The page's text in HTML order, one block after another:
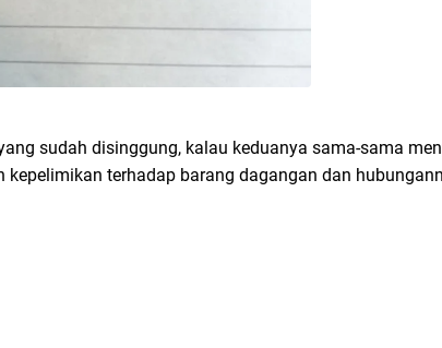
sudah disinggung, kalau keduanya sama-sama
terhadap barang dagangan dan